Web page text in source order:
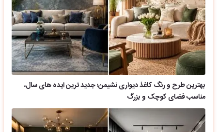
بهترین طرح و رنگ کاغذ دیواری نشیمن؛ جدید ترین ایده های سال،
مناسب فضای کوچک و بزرگ